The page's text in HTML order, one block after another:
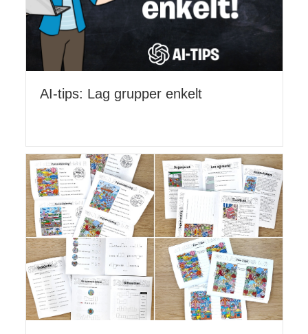
AI-tips: Lag grupper enkelt